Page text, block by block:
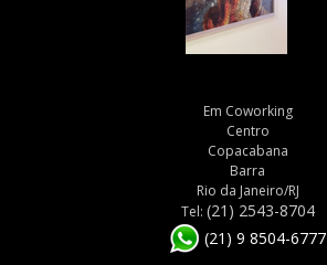
Em Coworking
Centro
Copacabana
Barra
Rio da Janeiro/RJ
Tel: (21) 2543-8704
(21) 9 8504-6777